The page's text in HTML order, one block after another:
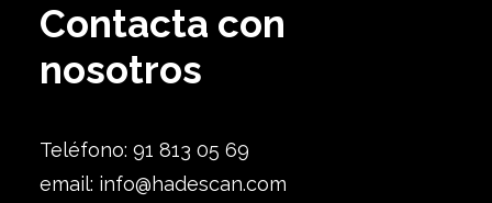
Contacta con
nosotros
Teléfono: 91 813 05 69
email: info@hadescan.com